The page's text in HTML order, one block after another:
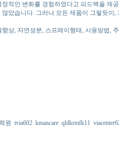
적인 변화를 경험하였다고 피드백을 제
았습니다. 그러나 모든 제품이 그렇듯이
상, 자연성분, 스프레이형태, 사용방법,
원 tvia602 kmancare qldkrmfk11